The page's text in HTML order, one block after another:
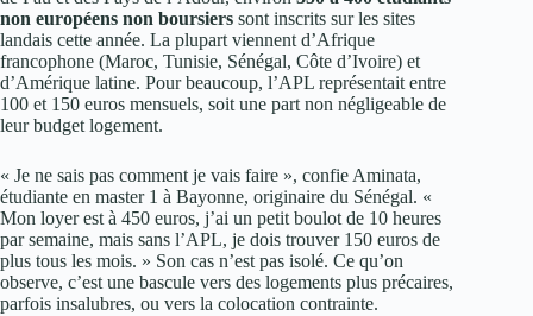
non européens non boursiers sont inscrits sur les sites
landais cette année. La plupart viennent d’Afrique
francophone (Maroc, Tunisie, Sénégal, Côte d’Ivoire) et
d’Amérique latine. Pour beaucoup, l’APL représentait entre
100 et 150 euros mensuels, soit une part non négligeable de
leur budget logement.
« Je ne sais pas comment je vais faire », confie Aminata,
étudiante en master 1 à Bayonne, originaire du Sénégal. «
Mon loyer est à 450 euros, j’ai un petit boulot de 10 heures
par semaine, mais sans l’APL, je dois trouver 150 euros de
plus tous les mois. » Son cas n’est pas isolé. Ce qu’on
observe, c’est une bascule vers des logements plus précaires,
parfois insalubres, ou vers la colocation contrainte.